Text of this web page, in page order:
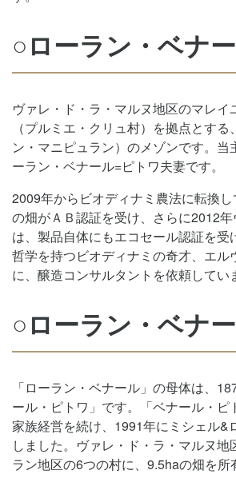
○ローラン・ベナ
ヴァレ・ド・ラ・マルヌ地区のマレイ
（プルミエ・クリュ村）を拠点とする
ン・マニピュラン）のメゾンです。当
ーラン・ベナール=ピトワ夫妻です。
2009年からビオディナミ農法に転換
の畑がＡＢ認証を受け、さらに2012
は、製品自体にもエコセール認証を受
哲学を持つビオディナミの奇才、エル
に、醸造コンサルタントを依頼してい
○ローラン・ベナ
「ローラン・ベナール」の母体は、
ール・ピトワ」です。「ベナール・ピ
家族経営を続け、1991年にミシェル&
しました。ヴァレ・ド・ラ・マルヌ
ラン地区の6つの村に、9.5haの畑を所